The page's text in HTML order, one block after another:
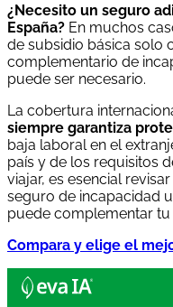
¿Necesito un seguro
España? En muchos
de subsidio básica solo
complementario de
puede ser necesario.
La cobertura
siempre garantiza
baja laboral en el
país y de los requisitos
viajar, es esencial
seguro de incapacidad
puede complementar
Compara y elige el